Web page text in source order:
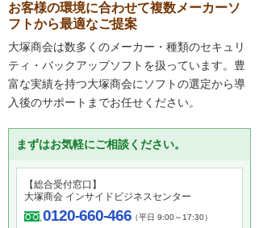
お客様の環境に合わせて複数メーカーソ
フトから最適なご提案
大塚商会は数多くのメーカー・種類のセキュリ
ティ・バックアップソフトを扱っています。豊
富な実績を持つ大塚商会にソフトの選定から導
入後のサポートまでお任せください。
まずはお気軽にご相談ください。
【総合受付窓口】
大塚商会 インサイドビジネスセンター
0120-660-466（平日 9:00～17:30）